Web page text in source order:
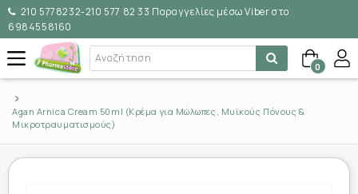
210 5778232-210 577 82 33 Παραγγελίες μέσω Viber στο
6984558160
0
Agan Arnica Cream 50ml (Κρέμα για Μώλωπες, Μυϊκούς Πόνους &
Μικροτραυματισμούς)